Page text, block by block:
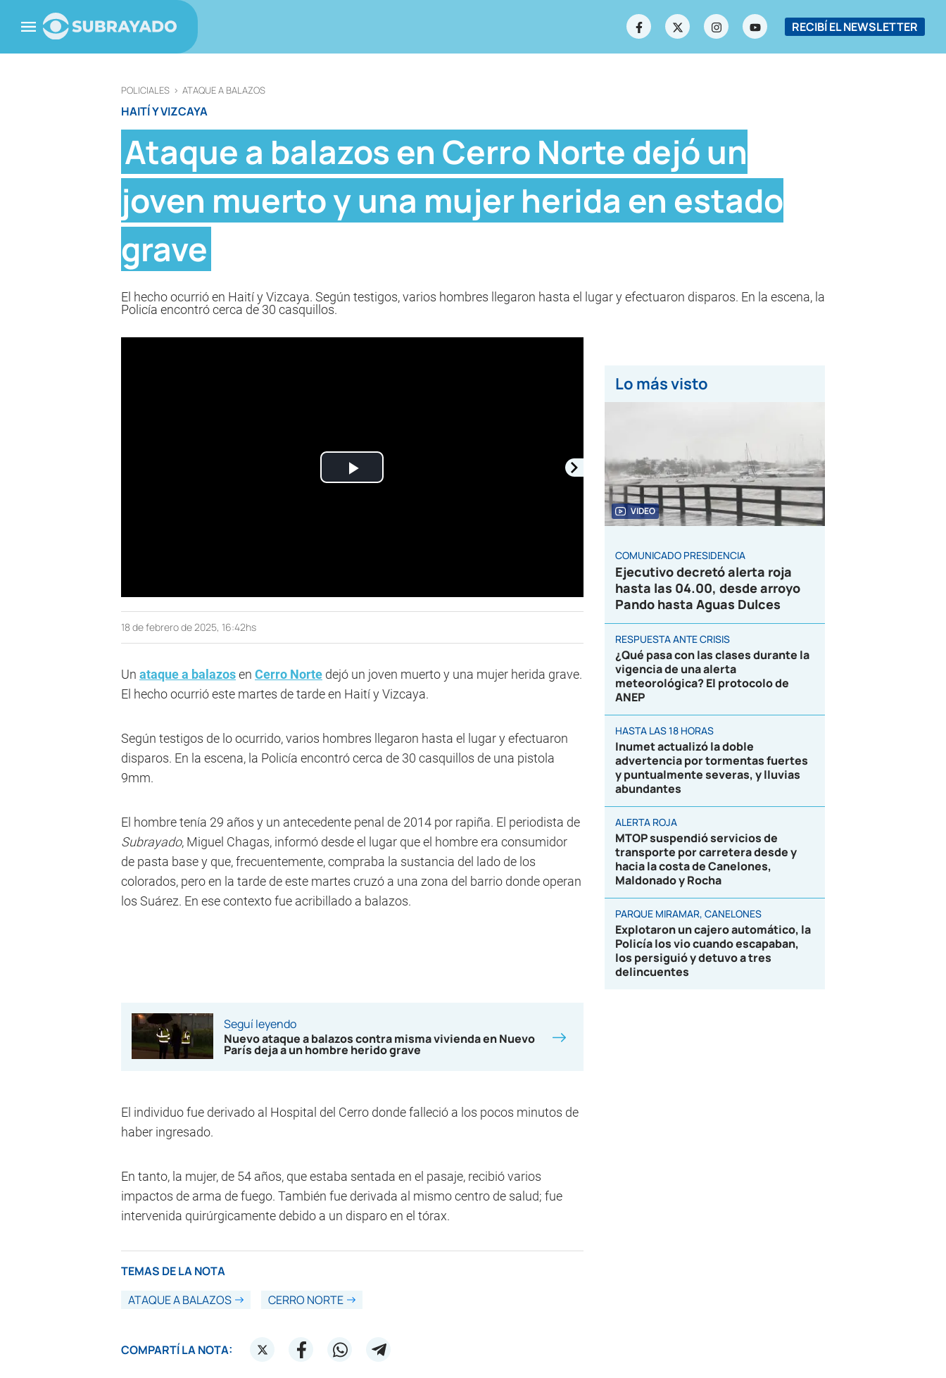
RECIBÍ EL NEWSLETTER
POLICIALES > ATAQUE A BALAZOS
HAITÍ Y VIZCAYA
Ataque a balazos en Cerro Norte dejó un
joven muerto y una mujer herida en estado
grave
El hecho ocurrió en Haití y Vizcaya. Según testigos, varios hombres llegaron hasta el lugar y efectuaron disparos. En la escena, la
Policía encontró cerca de 30 casquillos.
Play
18 de febrero de 2025, 16:42hs
Un ataque a balazosen Cerro Norte dejó un joven muerto y una mujer herida grave.
El hecho ocurrió este martes de tarde en Haití y Vizcaya.
Según testigos de lo ocurrido, varios hombres llegaron hasta el lugar y efectuaron
disparos. En la escena, la Policía encontró cerca de 30 casquillos de una pistola
9mm.
El hombre tenía 29 años y un antecedente penal de 2014 por rapiña. El periodista de
Subrayado, Miguel Chagas, informó desde el lugar que el hombre era consumidor
de pasta base y que, frecuentemente, compraba la sustancia del lado de los
colorados, pero en la tarde de este martes cruzó a una zona del barrio donde operan
los Suárez. En ese contexto fue acribillado a balazos.
Seguí leyendo
Nuevo ataque a balazos contra misma vivienda en Nuevo
París deja a un hombre herido grave
El individuo fue derivado al Hospital del Cerro donde falleció a los pocos minutos de
haber ingresado.
En tanto, la mujer, de 54 años, que estaba sentada en el pasaje, recibió varios
impactos de arma de fuego. También fue derivada al mismo centro de salud; fue
intervenida quirúrgicamente debido a un disparo en el tórax.
TEMAS DE LA NOTA
ATAQUE A BALAZOS
CERRO NORTE
COMPARTÍ LA NOTA:
Lo más visto
VIDEO
COMUNICADO PRESIDENCIA
Ejecutivo decretó alerta roja
hasta las 04.00, desde arroyo
Pando hasta Aguas Dulces
RESPUESTA ANTE CRISIS
¿Qué pasa con las clases durante la
vigencia de una alerta
meteorológica? El protocolo de
ANEP
HASTA LAS 18 HORAS
Inumet actualizó la doble
advertencia por tormentas fuertes
y puntualmente severas, y lluvias
abundantes
ALERTA ROJA
MTOP suspendió servicios de
transporte por carretera desde y
hacia la costa de Canelones,
Maldonado y Rocha
PARQUE MIRAMAR, CANELONES
Explotaron un cajero automático, la
Policía los vio cuando escapaban,
los persiguió y detuvo a tres
delincuentes